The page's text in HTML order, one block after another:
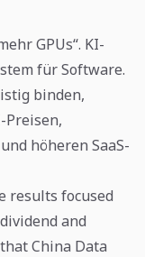
GPUs“. KI-
für Software.
binden,
Preisen,
höheren SaaS-
results focused
and
China Data